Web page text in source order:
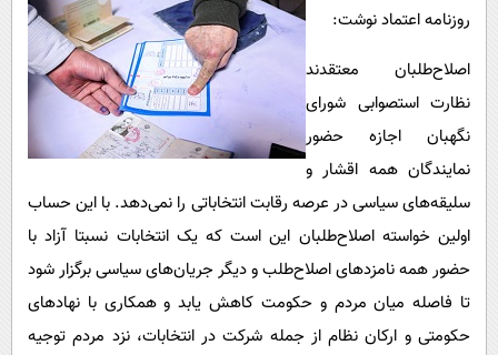
محیط زیست
سفر و تفریح
فناوری و It
علمی
قرآن
گوناگون
سرگرمی
باشگاه مغز
فیلم
اقتصاد
سیاست
گوناگون
عصر ایران 2
خواندنی ها و دیدنی ها
داستان کوتاه
پیامک
آشپزی
آموزش زبان
روزنامه اعتماد نوشت:
اصلاح‌طلبان معتقدند
نظارت استصوابی شورای
نگهبان اجازه حضور
نمایندگان همه اقشار و
سلیقه‌های سیاسی در عرصه رقابت انتخاباتی را نمی‌دهد. با این حساب
اولین خواسته اصلاح‌طلبان این است که یک انتخابات نسبتا آزاد با
حضور همه نامزدهای اصلاح‌طلب و دیگر جریان‌های سیاسی برگزار شود
تا فاصله میان مردم و حکومت کاهش یابد و همکاری با نهادهای
حکومتی و ارکان نظام از جمله شرکت در انتخابات، نزد مردم توجیه